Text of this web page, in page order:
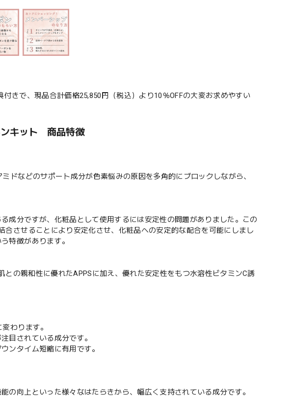
きで、現品合計価格25,850円（税込）より10％OFFの大変お求めやすい
ンキット 商品特徴
ドなどのサポート成分が色素悩みの原因を多角的にブロックしながら、
成分ですが、化粧品として使用するには安定性の問題がありました。この
させることにより安定化させ、化粧品への安定的な配合を可能にしまし
特徴があります。
の親和性に優れたAPPSに加え、優れた安定性をもつ水溶性ビタミンC誘
わります。
目されている成分です。
ンタイム短縮に有用です。
の向上といった様々なはたらきから、幅広く支持されている成分です。